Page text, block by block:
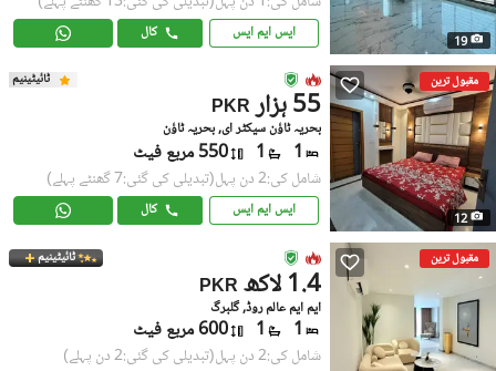
19 ایس ایم ایس کال
مقبول ترین
12
ٹائیٹینیم
PKR 55 ہزار
بحریہ ٹاؤن سیکٹر ای, بحریہ ٹاؤن
1
1 550 مربع فیٹ
شامل کی:2 دن پہل (تبدیلی کی گئی:7 گھنٹے پہلے)
ایس ایم ایس کال
مقبول ترین ٹائیٹینیم
PKR 1.4 لاکھ
ایم ایم عالم روڈ, گلبرگ
1
1 600 مربع فیٹ
شامل کی:2 دن پہل (تبدیلی کی گئی:2 دن پہلے)